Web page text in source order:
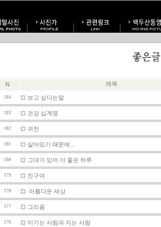
N 제목
184 보고 싶다는말
183 건강 십계명
182 귀천
181 살아있기 때문에...
180 그대가 있어 더 좋은 하루
179 친구여.
178 아름다운 세상
177 그리움
176 이기는 사람과 지는 사람